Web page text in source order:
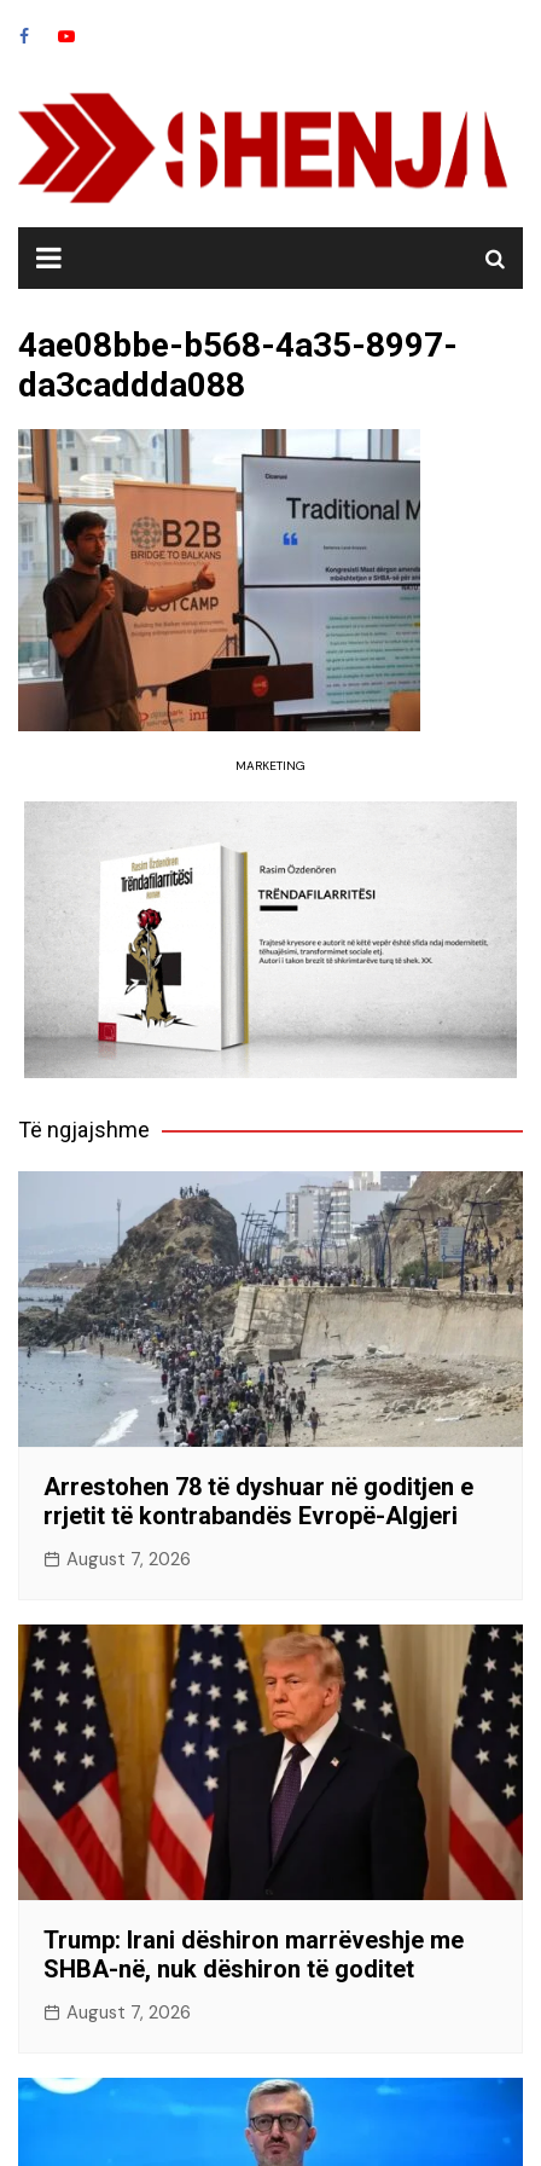
4ae08bbe-b568-4a35-8997-
da3caddda088
MARKETING
Të ngjajshme
Arrestohen 78 të dyshuar në goditjen e
rrjetit të kontrabandës Evropë-Algjeri
August 7, 2026
Trump: Irani dëshiron marrëveshje me
SHBA-në, nuk dëshiron të goditet
August 7, 2026